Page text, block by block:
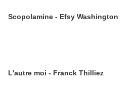
Scopolamine - Efsy Washington
L'autre moi - Franck Thilliez